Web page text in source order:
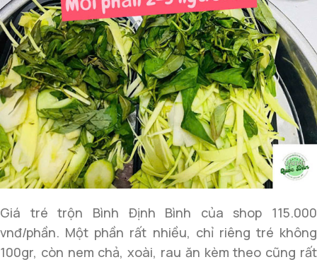
Giá tré trộn Bình Định Bình của shop 115.000
vnđ/phần. Một phần rất nhiều, chỉ riêng tré không
100gr, còn nem chả, xoài, rau ăn kèm theo cũng rất